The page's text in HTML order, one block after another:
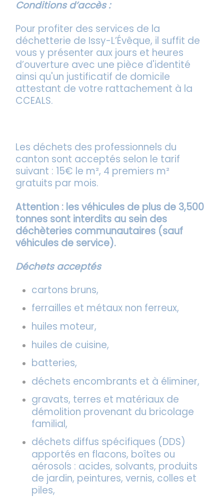
Conditions d’accès :
Pour profiter des services de la
déchetterie de Issy-L’Évêque, il suffit de
vous y présenter aux jours et heures
d’ouverture avec une pièce d'identité
ainsi qu'un justificatif de domicile
attestant de votre rattachement à la
CCEALS.
Les déchets des professionnels du
canton sont acceptés selon le tarif
suivant : 15€ le m², 4 premiers m²
gratuits par mois.
Attention : les véhicules de plus de 3,500
tonnes sont interdits au sein des
déchèteries communautaires (sauf
véhicules de service).
Déchets acceptés
cartons bruns,
ferrailles et métaux non ferreux,
huiles moteur,
huiles de cuisine,
batteries,
déchets encombrants et à éliminer,
gravats, terres et matériaux de
démolition provenant du bricolage
familial,
déchets diffus spécifiques (DDS)
apportés en flacons, boîtes ou
aérosols : acides, solvants, produits
de jardin, peintures, vernis, colles et
piles,